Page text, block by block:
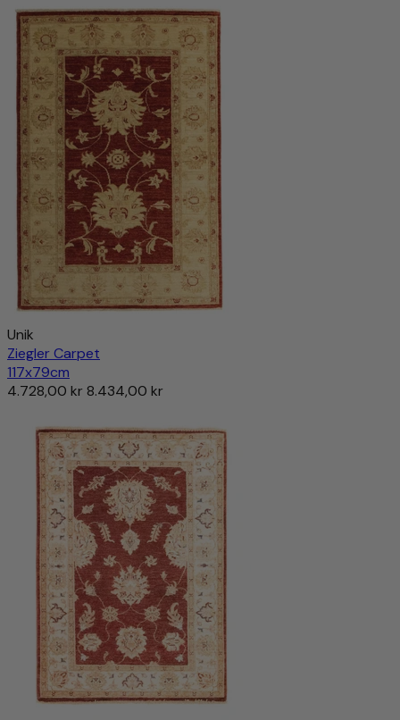
Unik
Ziegler Carpet
117x79cm
4.728,00 kr 8.434,00 kr